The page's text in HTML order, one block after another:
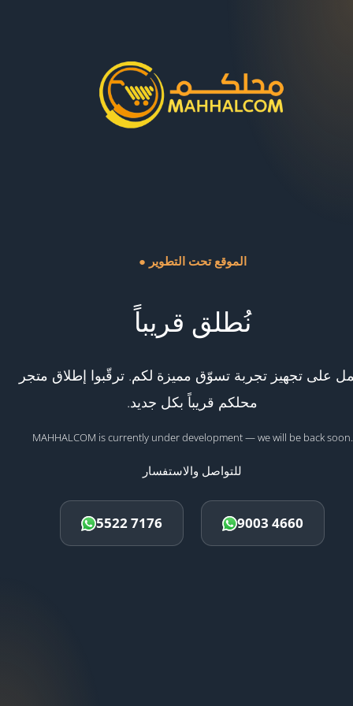
● الموقع تحت التطوير
نُطلق قريباً
على تجهيز تجربة تسوّق مميزة لكم. ترقّبوا إطلاق متجر
محلكم قريباً بكل جديد.
MAHHALCOM is currently under development — we will be back soon.
للتواصل والاستفسار
5522 7176 9003 4660